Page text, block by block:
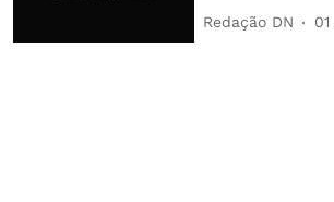
Redação DN